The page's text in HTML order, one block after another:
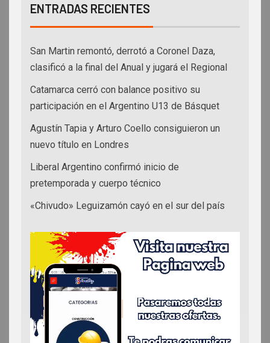
ENTRADAS RECIENTES
San Martin remontó, derrotó a Coronel Daza,
clasificó a la final del Anual y jugará el Regional
Catamarca cerró con balance positivo su
participación en el Argentino U13 de Básquet
Agustín Tapia y Arturo Coello consiguieron un
nuevo título en Londres
Liberal Argentino confirmó inicio de
pretemporada y cuerpo técnico
«Chivudo» Leguizamón cayó en el sur del país